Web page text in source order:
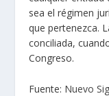
sea el régimen
que pertenezca.
conciliada,
Congreso.
Fuente: Nuevo